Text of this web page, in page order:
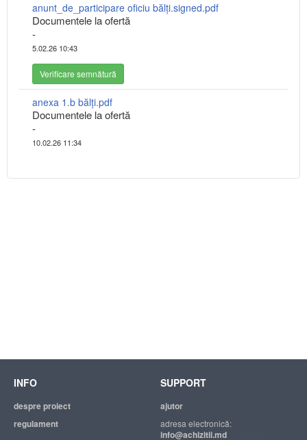
anunt_de_participare oficiu bălți.signed.pdf
Documentele la ofertă
-
5.02.26 10:43
Verificare semnătură
anexa 1.b bălți.pdf
Documentele la ofertă
-
10.02.26 11:34
INFO
despre proiect
regulament
SUPPORT
ajutor
adresa electronică:
info@achizitii.md